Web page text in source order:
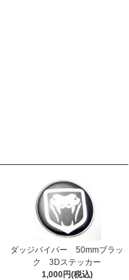
ダッジバイパー 50mmブラッ
ク 3Dステッカー
1,000円(税込)